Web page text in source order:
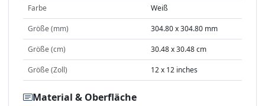
Farbe Weiß
Größe (mm) 304.80 x 304.80 mm
Größe (cm) 30.48 x 30.48 cm
Größe (Zoll) 12 x 12 inches
Material & Oberfläche